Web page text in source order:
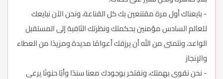
- بايعناك أول مرة مقتنعين بك كل القناعة، ونحن الآن نبايعك
للعالم السادس مؤمنين بحكمتك ونظرتك الثاقبة إلى المستقبل
الواعد، ونتمنى من الله أن يرزقك أعوامًا مديدة ومزيدًا من العطاء
والإنجاز
- نحن نقوى بهمتك، ونفتخر بوجودك معنا سندًا وأبًا حنونًا يرعى